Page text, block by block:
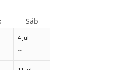
4 Jul
--
Sáb